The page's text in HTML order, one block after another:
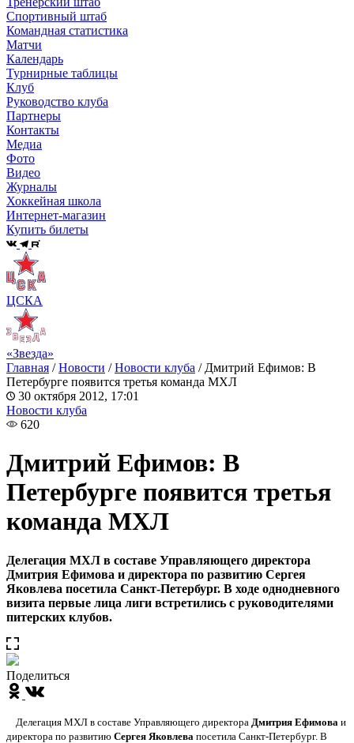
Спортивный штаб
Командная статистика
Матчи
Календарь
Турнирные таблицы
Клуб
Руководство клуба
Партнеры
Контакты
Медиа
Фото
Видео
Журналы
Хоккейная школа
Интернет-магазин
Купить билеты
ЦСКА
«Звезда»
Главная /Новости /Новости клуба / Дмитрий Ефимов: В
Петербурге появится третья команда МХЛ
30 октября 2012, 17:01
Новости клуба
620
Дмитрий Ефимов: В
Петербурге появится третья
команда МХЛ
Делегация МХЛ в составе Управляющего директора
Дмитрия Ефимова и директора по развитию Сергея
Яковлева посетила Санкт-Петербург. В ходе однодневного
визита первые лица лиги встретились с руководителями
питерских клубов.
Поделиться
Делегация МХЛ в составе Управляющего директора Дмитрия Ефимова и
директора по развитию Сергея Яковлева посетила Санкт-Петербург. В